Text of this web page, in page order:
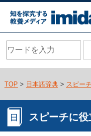
TOP > 日本語辞典> スピー
スピーチに